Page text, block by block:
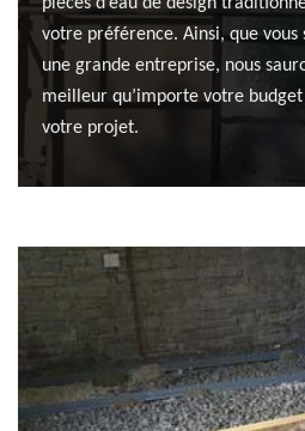
votre préférence. Ainsi, que
une grande entreprise, nous
meilleur qu’importe votre
votre projet.